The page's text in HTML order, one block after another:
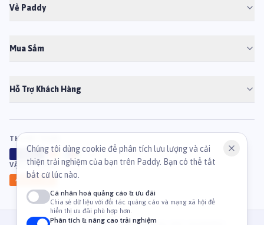
Về Paddy
Mua Sắm
Hỗ Trợ Khách Hàng
THANH TOÁN
B
VẬN CHUYỂN
Ahamove
Chúng tôi dùng cookie để phân tích lưu lượng và cải
thiện trải nghiệm của bạn trên Paddy. Bạn có thể tắt
bất cứ lúc nào.
Cá nhân hoá quảng cáo & ưu đãi
Chia sẻ dữ liệu với đối tác quảng cáo và mạng xã hội để
hiển thị ưu đãi phù hợp hơn.
Phân tích & nâng cao trải nghiệm